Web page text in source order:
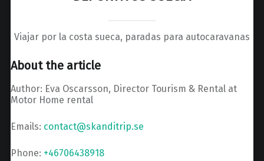
Viajar por la costa sueca, paradas para autocaravanas
About the article
Author: Eva Oscarsson, Director Tourism & Rental at
Motor Home rental
Emails: contact@skanditrip.se
Phone: +46706438918